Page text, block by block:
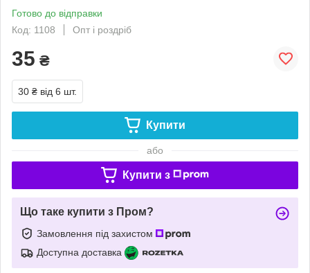
Готово до відправки
Код: 1108
Опт і роздріб
35 ₴
30 ₴ від 6 шт.
Купити
або
Купити з
Що таке купити з Пром?
Замовлення під захистом
Доступна доставка